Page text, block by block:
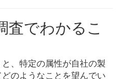
査でわかるこ
、特定の属性が自社の製
のようなことを望んでい